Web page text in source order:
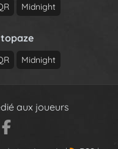
Midnight
Midnight
aux joueurs